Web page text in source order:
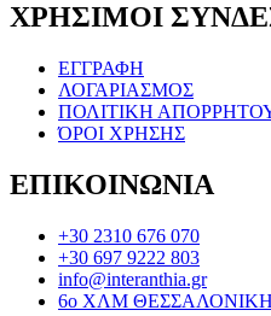
ΧΡΗΣΙΜΟΙ
ΕΓΓΡΑΦΗ
ΛΟΓΑΡΙΑΣΜΟΣ
ΠΟΛΙΤΙΚΗ
ΌΡΟΙ ΧΡΗΣΗΣ
ΕΠΙΚΟΙΝΩΝΙΑ
+30 2310 676 070
+30 697 9222 803
info@interanthia.gr
6ο ΧΛΜ